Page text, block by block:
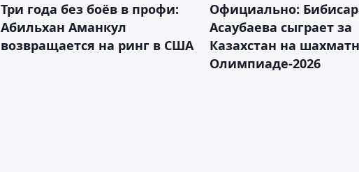
Три года без боёв в профи:
Абильхан Аманкул
возвращается на ринг в США
Официально:
Асаубаева сыграет за
Казахстан на
Олимпиаде-2026